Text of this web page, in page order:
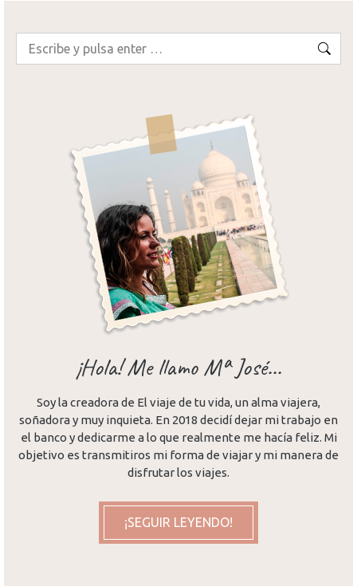
Buscar:
¡Hola! Me llamo Mª José...
Soy la creadora de El viaje de tu vida, un alma viajera,
soñadora y muy inquieta. En 2018 decidí dejar mi trabajo en
el banco y dedicarme a lo que realmente me hacía feliz. Mi
objetivo es transmitiros mi forma de viajar y mi manera de
disfrutar los viajes.
¡SEGUIR LEYENDO!